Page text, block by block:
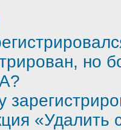
но
«Удалить